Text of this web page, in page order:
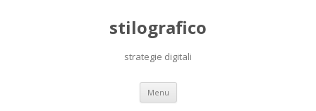
stilografico
strategie digitali
Menu Skip
content